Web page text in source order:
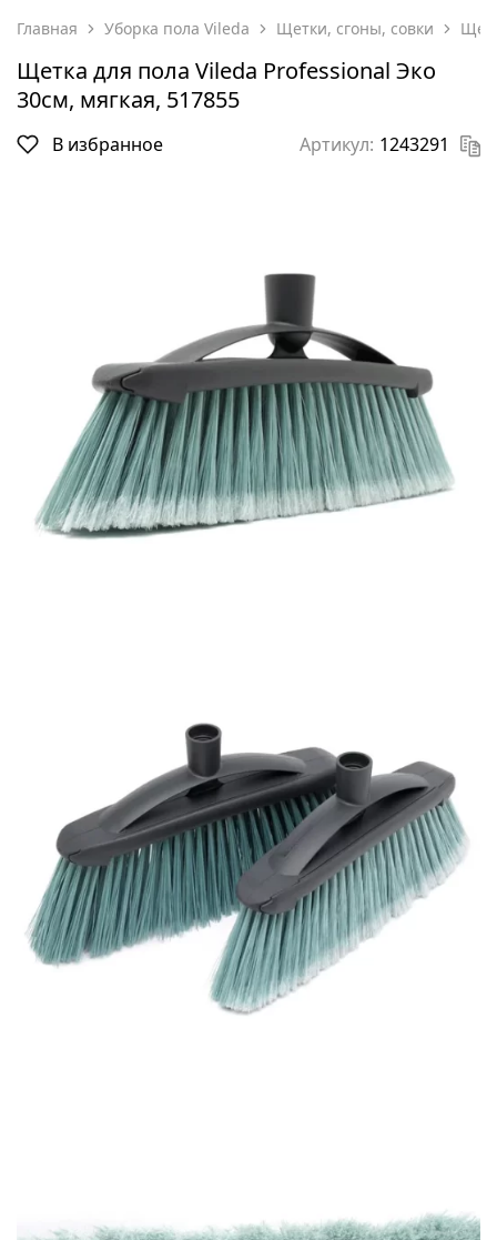
Главная Уборка пола Vileda Щетки, сгоны, совки
Щетка для пола Vileda Professional Эко
30см, мягкая, 517855
В избранное Артикул: 1243291